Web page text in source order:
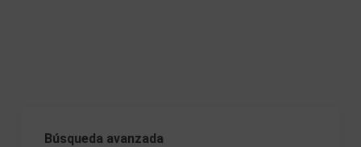
Búsqueda avanzada